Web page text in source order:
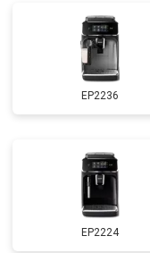
EP2236
EP2224